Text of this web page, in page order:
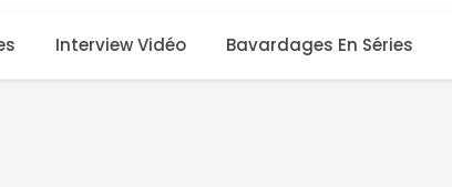
Interview Vidéo Bavardages En Séries